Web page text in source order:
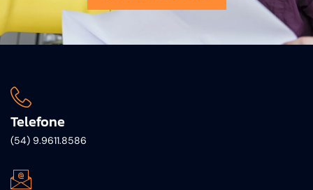
Telefone
(54) 9.9611.8586